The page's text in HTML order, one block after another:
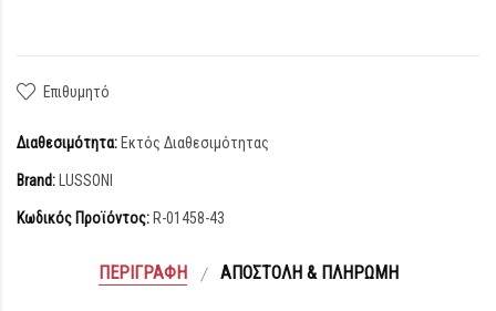
Επιθυμητό
Διαθεσιμότητα: Εκτός Διαθεσιμότητας
Brand: LUSSONI
Κωδικός Προϊόντος: R-01458-43
ΠΕΡΙΓΡΑΦΉ ΑΠΟΣΤΟΛΉ & ΠΛΗΡΩΜΉ